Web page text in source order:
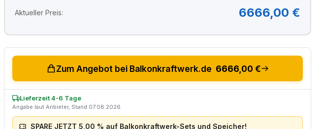
Aktueller Preis: 6666,00 €
Zum Angebot bei Balkonkraftwerk.de 6666,00 €
Lieferzeit 4-6 Tage
Angabe laut Anbieter, Stand 07.08.2026
SPARE JETZT 5,00 % auf Balkonkraftwerk-Sets und Speicher!